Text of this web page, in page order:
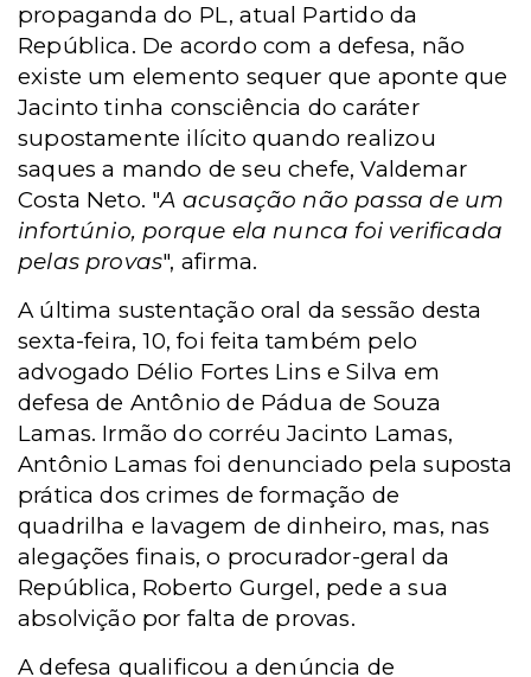
propaganda do PL, atual Partido da
República. De acordo com a defesa, não
existe um elemento sequer que aponte que
Jacinto tinha consciência do caráter
supostamente ilícito quando realizou
saques a mando de seu chefe, Valdemar
Costa Neto. "A acusação não passa de um
infortúnio, porque ela nunca foi verificada
pelas provas", afirma.
A última sustentação oral da sessão desta
sexta-feira, 10, foi feita também pelo
advogado Délio Fortes Lins e Silva em
defesa de Antônio de Pádua de Souza
Lamas. Irmão do corréu Jacinto Lamas,
Antônio Lamas foi denunciado pela suposta
prática dos crimes de formação de
quadrilha e lavagem de dinheiro, mas, nas
alegações finais, o procurador-geral da
República, Roberto Gurgel, pede a sua
absolvição por falta de provas.
A defesa qualificou a denúncia de